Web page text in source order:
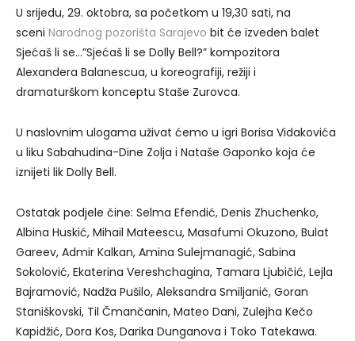
U srijedu, 29. oktobra, sa početkom u 19,30 sati, na
sceni Narodnog pozorišta Sarajevo bit će izveden balet
Sjećaš li se…”Sjećaš li se Dolly Bell?” kompozitora
Alexandera Balanescua, u koreografiji, režiji i
dramaturškom konceptu Staše Zurovca.
U naslovnim ulogama uživat ćemo u igri Borisa Vidakovića
u liku Sabahudina-Dine Zolja i Nataše Gaponko koja će
iznijeti lik Dolly Bell.
Ostatak podjele čine: Selma Efendić, Denis Zhuchenko,
Albina Huskić, Mihail Mateescu, Masafumi Okuzono, Bulat
Gareev, Admir Kalkan, Amina Sulejmanagić, Sabina
Sokolović, Ekaterina Vereshchagina, Tamara Ljubičić, Lejla
Bajramović, Nadža Pušilo, Aleksandra Smiljanić, Goran
Staniškovski, Til Čmančanin, Mateo Dani, Zulejha Kečo
Kapidžić, Dora Kos, Darika Dunganova i Toko Tatekawa.